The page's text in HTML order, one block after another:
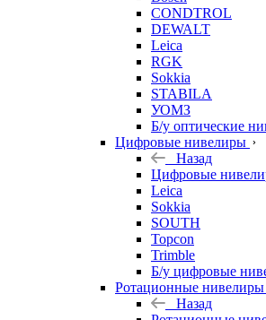
CONDTROL
DEWALT
Leica
RGK
Sokkia
STABILA
УОМЗ
Б/у оптические
Цифровые нивелиры
Назад
Цифровые
Leica
Sokkia
SOUTH
Topcon
Trimble
Б/у цифровые
Ротационные нивелиры
Назад